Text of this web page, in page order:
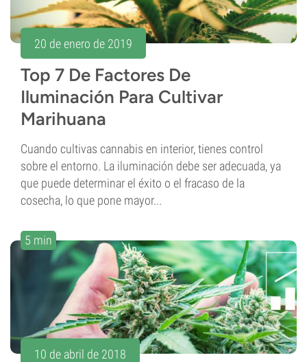
20 de enero de 2019
Top 7 De Factores De
Iluminación Para Cultivar
Marihuana
Cuando cultivas cannabis en interior, tienes control
sobre el entorno. La iluminación debe ser adecuada, ya
que puede determinar el éxito o el fracaso de la
cosecha, lo que pone mayor...
5 min
10 de abril de 2018